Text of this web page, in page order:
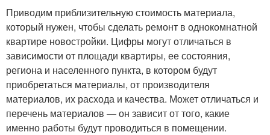
Приводим приблизительную стоимость материала,
который нужен, чтобы сделать ремонт в однокомнатной
квартире новостройки. Цифры могут отличаться в
зависимости от площади квартиры, ее состояния,
региона и населенного пункта, в котором будут
приобретаться материалы, от производителя
материалов, их расхода и качества. Может отличаться и
перечень материалов — он зависит от того, какие
именно работы будут проводиться в помещении.